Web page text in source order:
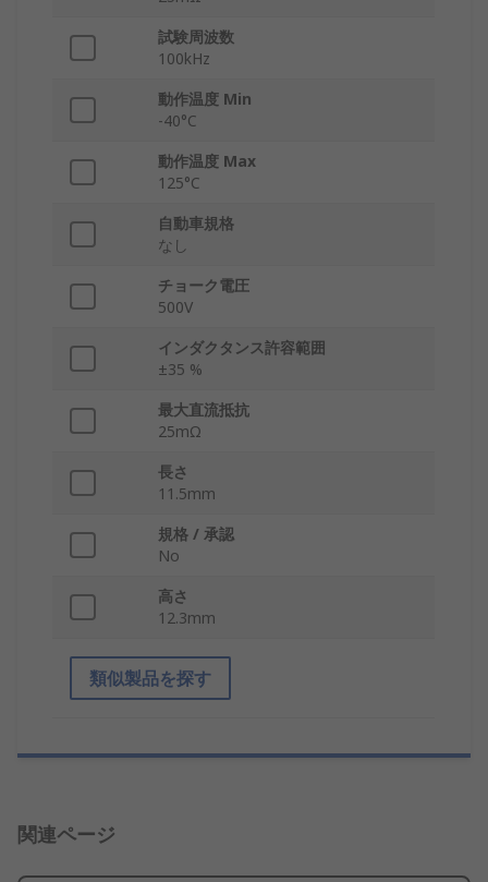
試験周波数
100kHz
動作温度 Min
-40°C
動作温度 Max
125°C
自動車規格
なし
チョーク電圧
500V
インダクタンス許容範囲
±35 %
最大直流抵抗
25mΩ
長さ
11.5mm
規格 / 承認
No
高さ
12.3mm
類似製品を探す
関連ページ